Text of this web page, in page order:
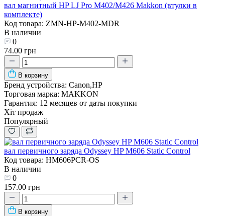
вал магнитный HP LJ Pro M402/M426 Makkon (втулки в
комплекте)
Код товара: ZMN-HP-M402-MDR
В наличии
0
74.00 грн
В корзину
Бренд устройства: Canon,HP
Торговая марка: MAKKON
Гарантия: 12 месяцев от даты покупки
Хіт продаж
Популярный
вал первичного заряда Odyssey HP M606 Static Control
Код товара: HM606PCR-OS
В наличии
0
157.00 грн
В корзину